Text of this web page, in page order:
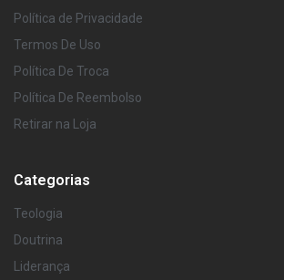
Política de Privacidade
Termos De Uso
Política De Troca
Política De Reembolso
Retirar na Loja
Categorias
Teologia
Doutrina
Liderança